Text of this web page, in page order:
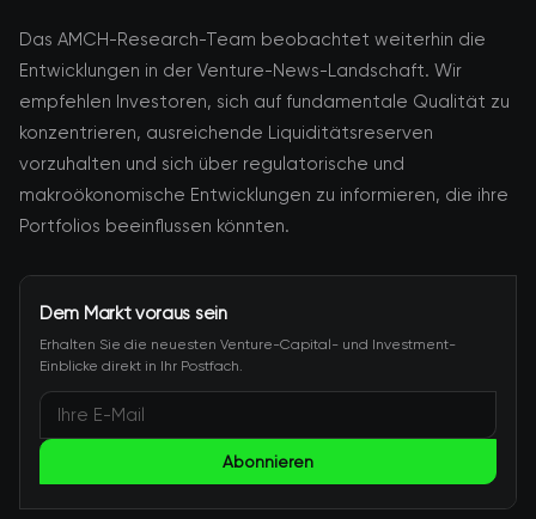
Das AMCH-Research-Team beobachtet weiterhin die
Entwicklungen in der Venture-News-Landschaft. Wir
empfehlen Investoren, sich auf fundamentale Qualität zu
konzentrieren, ausreichende Liquiditätsreserven
vorzuhalten und sich über regulatorische und
makroökonomische Entwicklungen zu informieren, die ihre
Portfolios beeinflussen könnten.
Dem Markt voraus sein
Erhalten Sie die neuesten Venture-Capital- und Investment-
Einblicke direkt in Ihr Postfach.
Abonnieren